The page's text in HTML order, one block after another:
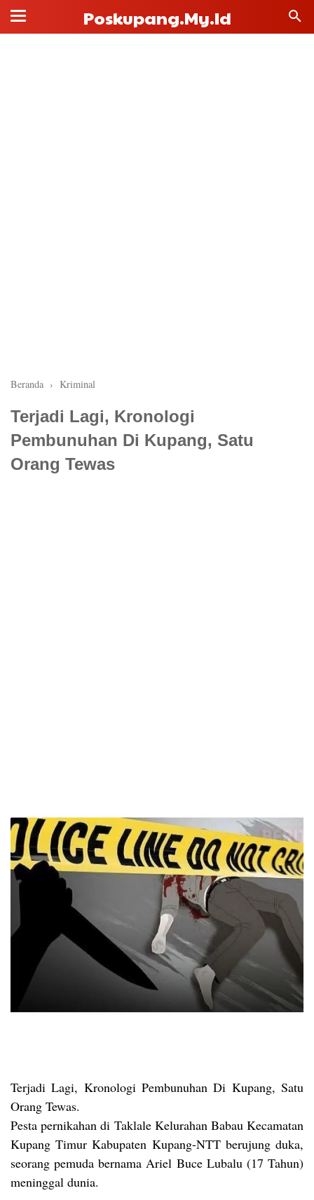
Poskupang.my.id
Beranda › Kriminal
Terjadi Lagi, Kronologi
Pembunuhan Di Kupang, Satu
Orang Tewas
Terjadi Lagi, Kronologi Pembunuhan Di Kupang, Satu
Orang Tewas.
Pesta pernikahan di Taklale Kelurahan Babau Kecamatan
Kupang Timur Kabupaten Kupang-NTT berujung duka,
seorang pemuda bernama Ariel Buce Lubalu (17 Tahun)
meninggal dunia.